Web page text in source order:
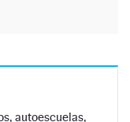
autoescuelas,